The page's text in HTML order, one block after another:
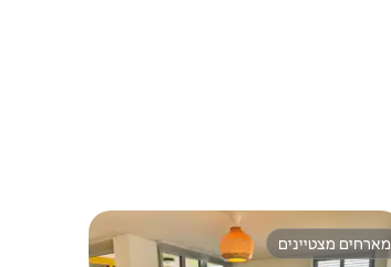
מארחים מצטיינים
מארחים מצטיינים